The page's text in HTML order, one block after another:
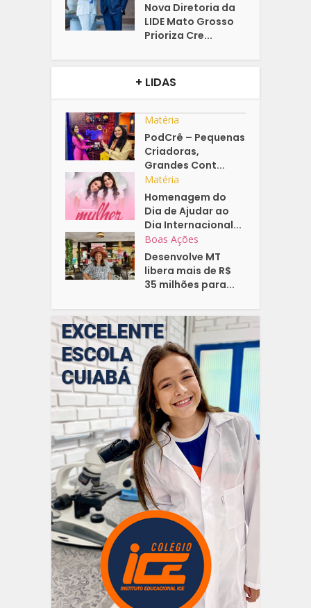
Nova Diretoria da
LIDE Mato Grosso
Prioriza Cre...
+ LIDAS
Matéria
PodCrê – Pequenas
Criadoras,
Grandes Cont...
Matéria
Homenagem do
Dia de Ajudar ao
Dia Internacional...
Boas Ações
Desenvolve MT
libera mais de R$
35 milhões para...